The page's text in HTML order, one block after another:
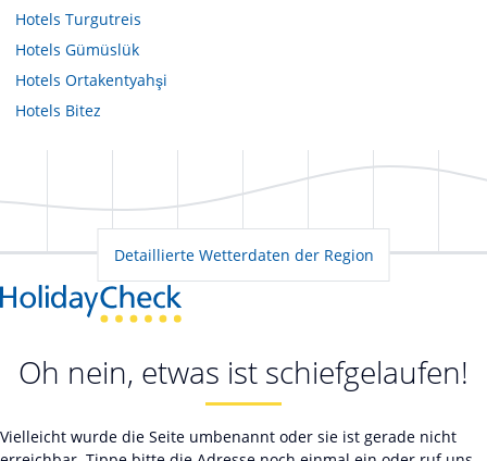
Hotels Turgutreis
Hotels Gümüslük
Hotels Ortakentyahşi
Hotels Bitez
Detaillierte Wetterdaten der Region
Oh nein, etwas ist schiefgelaufen!
Vielleicht wurde die Seite umbenannt oder sie ist gerade nicht